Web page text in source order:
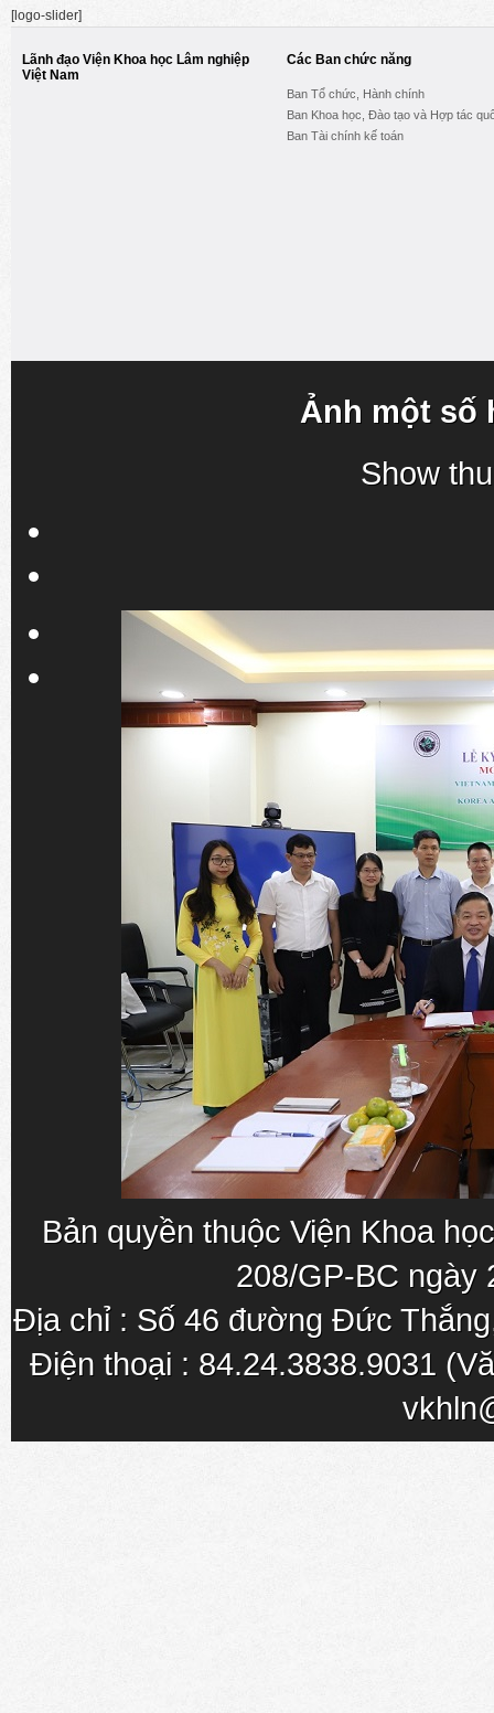
[logo-slider]
Lãnh đạo Viện Khoa học Lâm nghiệp
Việt Nam
Các Ban chức năng
Ban Tổ chức, Hành chính
Ban Khoa học, Đào tạo và Hợp tác
Ban Tài chính kế toán
Ảnh một số
Show
Bản quyền thuộc Viện Khoa
208/GP-BC ngày
Địa chỉ : Số 46 đường Đức
Điện thoại : 84.24.3838.9031